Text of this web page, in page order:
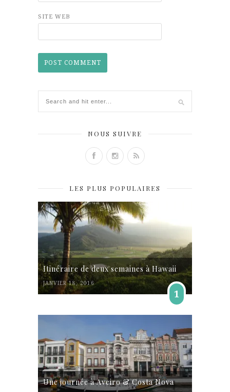
SITE WEB
NOUS SUIVRE
LES PLUS POPULAIRES
Itinéraire de deux semaines à Hawaii
JANVIER 18, 2016
1
Une journée à Aveiro & Costa Nova